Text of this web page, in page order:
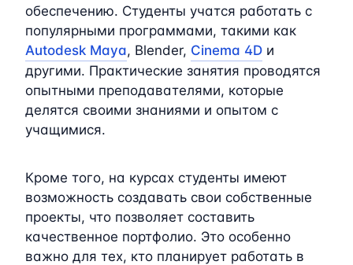
обеспечению. Студенты учатся работать с
популярными программами, такими как
Autodesk Maya, Blender, Cinema 4D и
другими. Практические занятия проводятся
опытными преподавателями, которые
делятся своими знаниями и опытом с
учащимися.
Кроме того, на курсах студенты имеют
возможность создавать свои собственные
проекты, что позволяет составить
качественное портфолио. Это особенно
важно для тех, кто планирует работать в